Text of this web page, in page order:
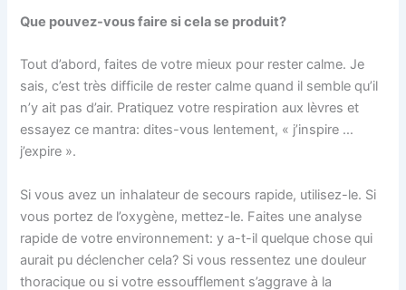
Que pouvez-vous faire si cela se produit?
Tout d’abord, faites de votre mieux pour rester calme. Je
sais, c’est très difficile de rester calme quand il semble qu’il
n’y ait pas d’air. Pratiquez votre respiration aux lèvres et
essayez ce mantra: dites-vous lentement, « j’inspire …
j’expire ».
Si vous avez un inhalateur de secours rapide, utilisez-le. Si
vous portez de l’oxygène, mettez-le. Faites une analyse
rapide de votre environnement: y a-t-il quelque chose qui
aurait pu déclencher cela? Si vous ressentez une douleur
thoracique ou si votre essoufflement s’aggrave à la